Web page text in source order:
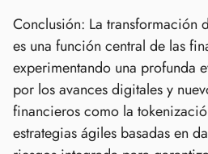
Conclusión: La transformación
es una función central de las
experimentando una profunda
por los avances digitales y
financieros como la
estrategias ágiles basadas en